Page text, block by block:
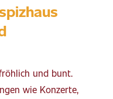
und bunt.
wie Konzerte,